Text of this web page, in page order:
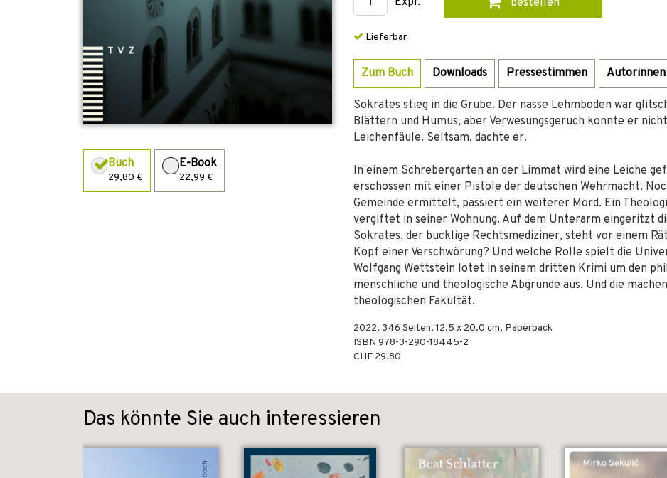
Buch
29,80 €
E-Book
22,99 €
bestellen
Lieferbar
Zum Buch Downloads Pressestimmen
Sokrates stieg in die Grube. Der nasse Lehmboden war
Blättern und Humus, aber Verwesungsgeruch konnte er
Leichenfäule. Seltsam, dachte er.
In einem Schrebergarten an der Limmat wird eine Leiche
erschossen mit einer Pistole der deutschen Wehrmacht.
Gemeinde ermittelt, passiert ein weiterer Mord. Ein
vergiftet in seiner Wohnung. Auf dem Unterarm eingeritzt
Sokrates, der bucklige Rechtsmediziner, steht vor einem
Kopf einer Verschwörung? Und welche Rolle spielt die
Wolfgang Wettstein lotet in seinem dritten Krimi um den
menschliche und theologische Abgründe aus. Und die
theologischen Fakultät.
2022, 346 Seiten, 12.5 x 20.0 cm, Paperback
ISBN 978-3-290-18445-2
CHF 29.80
Das könnte Sie auch interessieren